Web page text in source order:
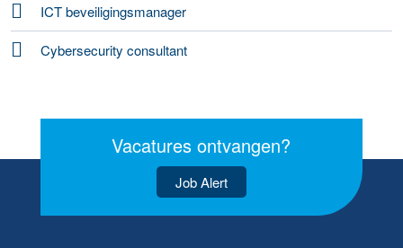
ICT beveiligingsmanager
Cybersecurity consultant
Vacatures ontvangen?
Job Alert